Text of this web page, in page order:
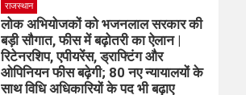
राजस्थान
लोक अभियोजकों को भजनलाल सरकार की
बड़ी सौगात, फीस में बढ़ोतरी का ऐलान |
रिटेनरशिप, एपीयरेंस, ड्राफ्टिंग और
ओपिनियन फीस बढ़ेगी; 80 नए न्यायालयों के
साथ विधि अधिकारियों के पद भी बढ़ाए